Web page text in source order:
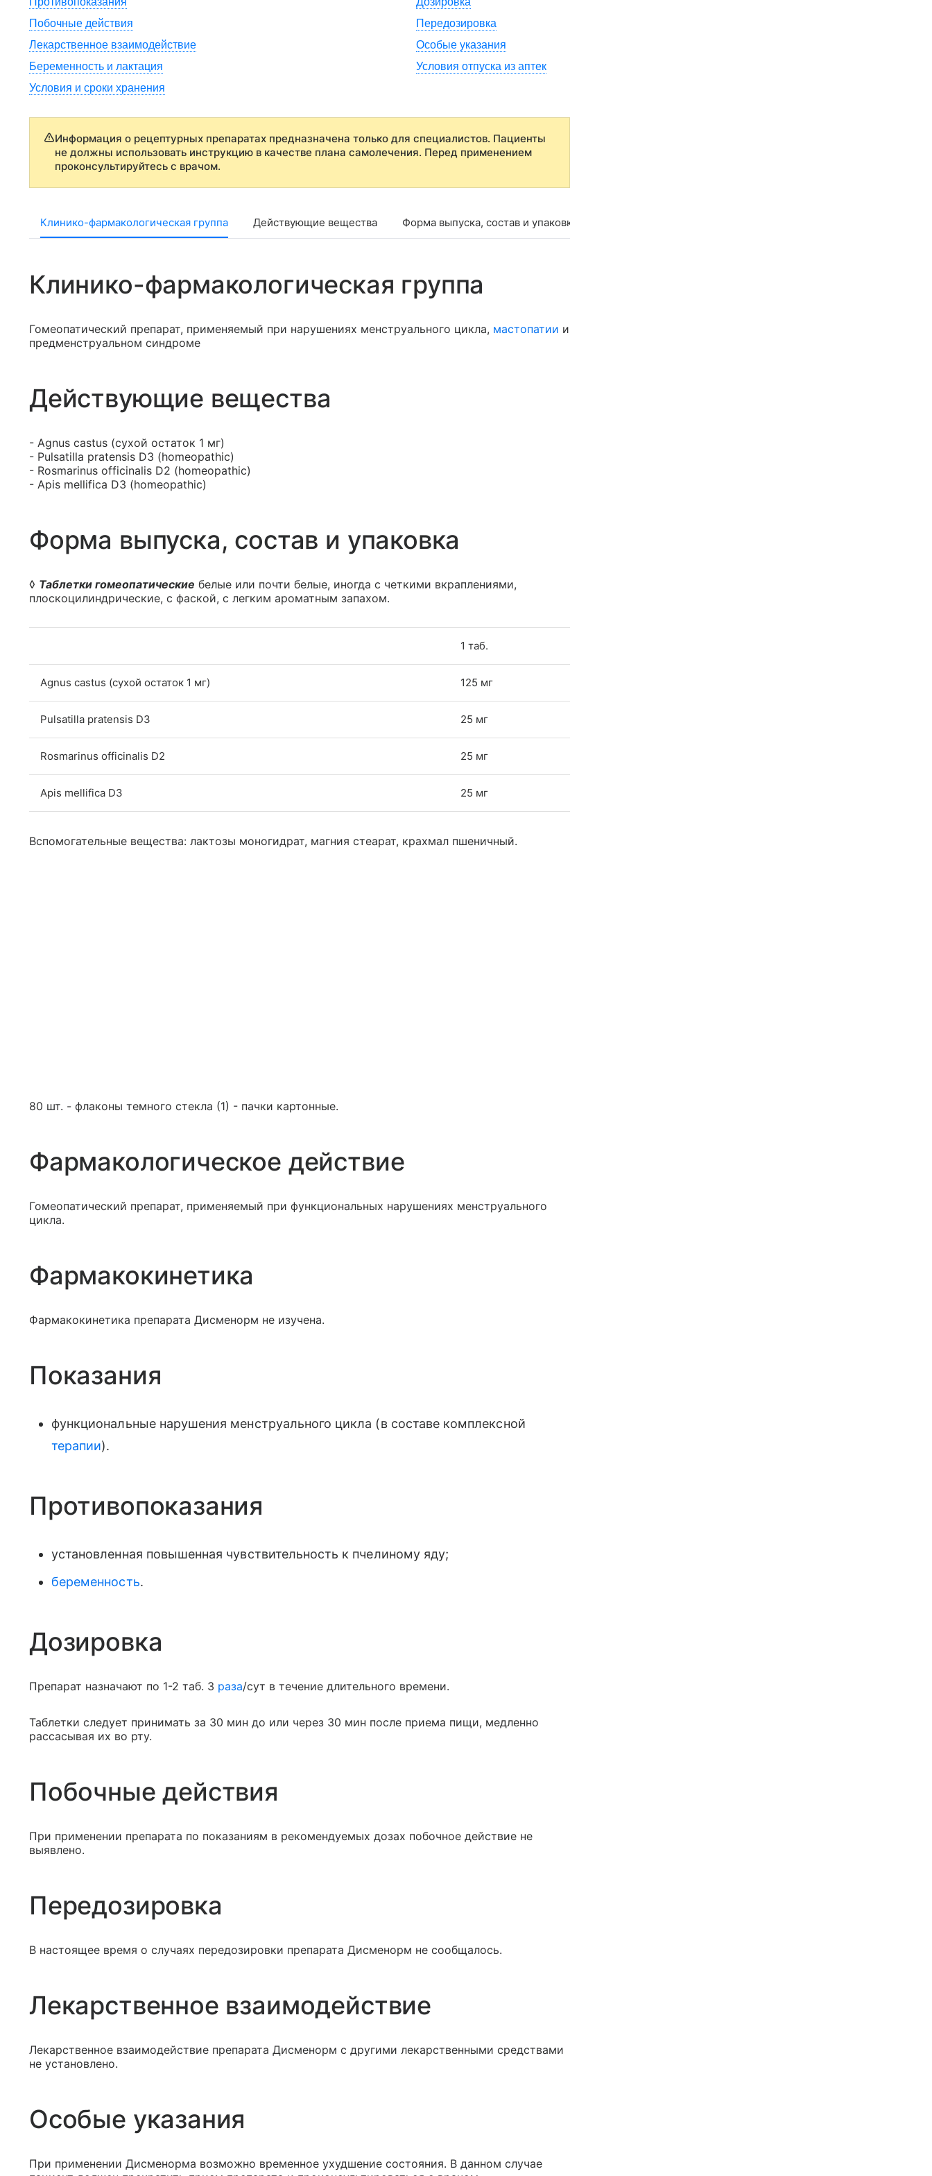
Побочные действия
Передозировка
Лекарственное взаимодействие
Особые указания
Беременность и лактация
Условия отпуска из аптек
Условия и сроки хранения
Информация о рецептурных препаратах предназначена только для специалистов. Пациенты
не должны использовать инструкцию в качестве плана самолечения. Перед применением
проконсультируйтесь с врачом.
Клинико-фармакологическая группа Действующие вещества Форма выпуска, состав и упаковка
Клинико-фармакологическая группа
Гомеопатический препарат, применяемый при нарушениях менструального цикла, мастопатии и
предменструальном синдроме
Действующие вещества
- Agnus castus (сухой остаток 1 мг)
- Pulsatilla pratensis D3 (homeopathic)
- Rosmarinus officinalis D2 (homeopathic)
- Apis mellifica D3 (homeopathic)
Форма выпуска, состав и упаковка
◊ Таблетки гомеопатические белые или почти белые, иногда с четкими вкраплениями,
плоскоцилиндрические, с фаской, с легким ароматным запахом.
1 таб.
Agnus castus (сухой остаток 1 мг) 125 мг
Pulsatilla pratensis D3 25 мг
Rosmarinus officinalis D2 25 мг
Apis mellifica D3 25 мг
Вспомогательные вещества: лактозы моногидрат, магния стеарат, крахмал пшеничный.
80 шт. - флаконы темного стекла (1) - пачки картонные.
Фармакологическое действие
Гомеопатический препарат, применяемый при функциональных нарушениях менструального
цикла.
Фармакокинетика
Фармакокинетика препарата Дисменорм не изучена.
Показания
функциональные нарушения менструального цикла (в составе комплексной
терапии).
Противопоказания
установленная повышенная чувствительность к пчелиному яду;
беременность.
Дозировка
Препарат назначают по 1-2 таб. 3 раза/сут в течение длительного времени.
Таблетки следует принимать за 30 мин до или через 30 мин после приема пищи, медленно
рассасывая их во рту.
Побочные действия
При применении препарата по показаниям в рекомендуемых дозах побочное действие не
выявлено.
Передозировка
В настоящее время о случаях передозировки препарата Дисменорм не сообщалось.
Лекарственное взаимодействие
Лекарственное взаимодействие препарата Дисменорм с другими лекарственными средствами
не установлено.
Особые указания
При применении Дисменорма возможно временное ухудшение состояния. В данном случае